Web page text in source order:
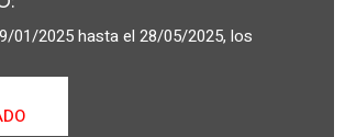
01/2025 hasta el 28/05/2025, los